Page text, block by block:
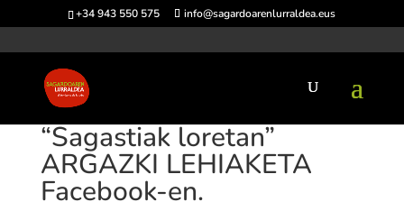
+34 943 550 575 info@sagardoarenlurraldea.eus
“Sagastiak loretan”
ARGAZKI LEHIAKETA
Facebook-en.